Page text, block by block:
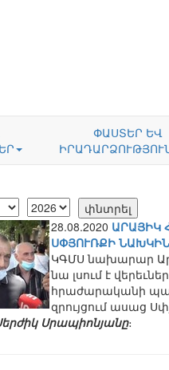
ՓԱՍՏԵՐ ԵՎ
28.08.2020 ԱՐԱՅԻԿ
ՍՓՅՈՒՌՔԻ
ԿԳՄՍ նախարար
նա լսում է
հրաժարականի
զրույցում ասաց
Սրապիոնյանը։